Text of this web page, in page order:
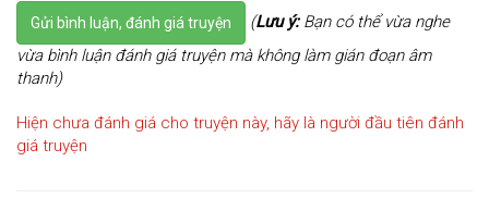
Gửi bình luận, đánh giá truyện (Lưu ý:Bạn có thể vừa nghe
vừa bình luận đánh giá truyện mà không làm gián đoạn âm
thanh)
Hiện chưa đánh giá cho truyện này, hãy là người đầu tiên đánh
giá truyện